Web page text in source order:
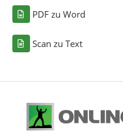
PDF zu Word
Scan zu Text